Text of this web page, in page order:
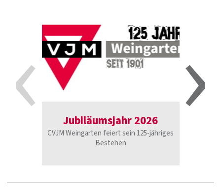
‹ Jubiläumsjahr 2026
CVJM Weingarten feiert sein 125-jähriges
Bestehen
›